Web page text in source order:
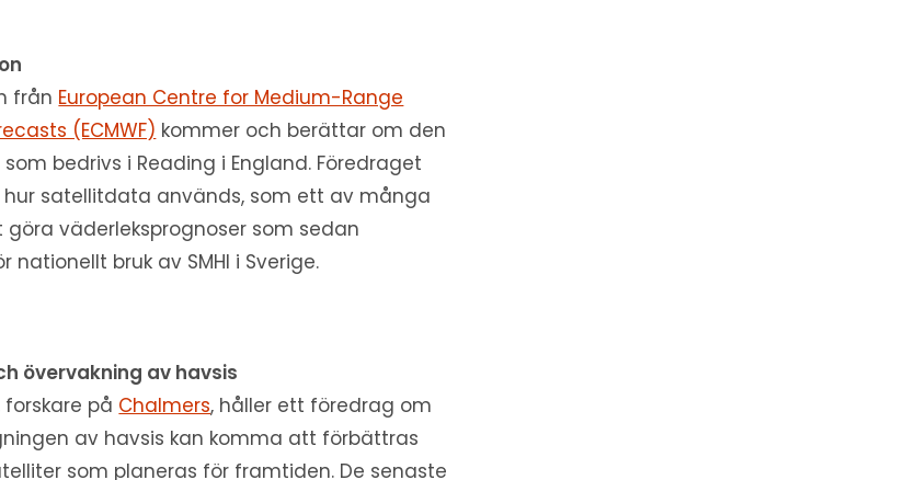
från European Centre for Medium-Range
(ECMWF) kommer och berättar om den
bedrivs i Reading i England. Föredraget
satellitdata används, som ett av många
väderleksprognoser som sedan
nationellt bruk av SMHI i Sverige.
övervakning av havsis
forskare på Chalmers, håller ett föredrag om
av havsis kan komma att förbättras
som planeras för framtiden. De senaste